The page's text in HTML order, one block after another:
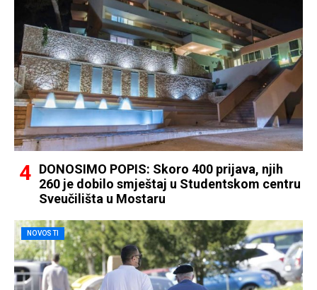
DONOSIMO POPIS: Skoro 400 prijava, njih
260 je dobilo smještaj u Studentskom centru
Sveučilišta u Mostaru
NOVOSTI